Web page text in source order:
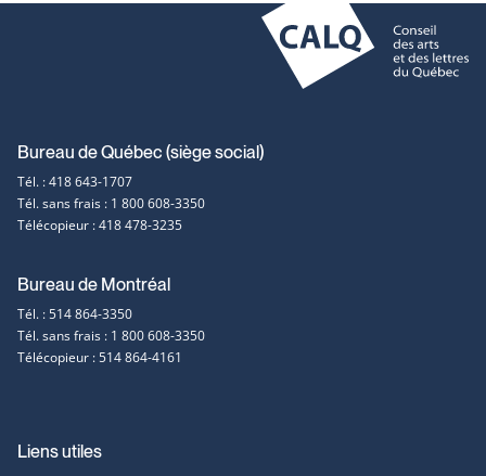
Coordonnées
et
contact
Bureau de Québec (siège social)
Tél. : 418 643-1707
Tél. sans frais : 1 800 608-3350
Télécopieur : 418 478-3235
Bureau de Montréal
Tél. : 514 864-3350
Tél. sans frais : 1 800 608-3350
Télécopieur : 514 864-4161
Liens utiles